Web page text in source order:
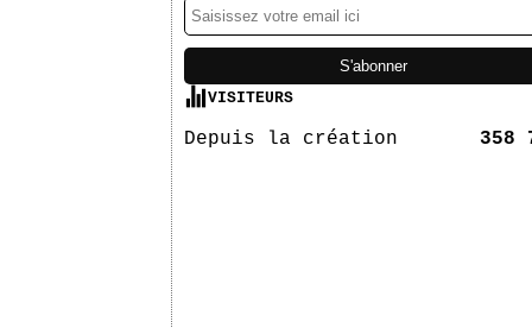
VISITEURS
Depuis la création 358